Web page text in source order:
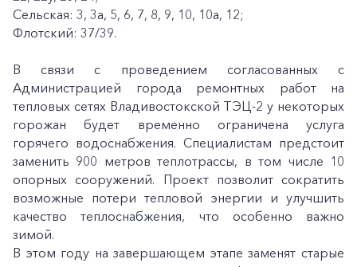
Сельская: 3, 3а, 5, 6, 7, 8, 9, 10, 10а, 12;
Флотский: 37/39.
В связи с проведением согласованных с
Администрацией города ремонтных работ на
тепловых сетях Владивостокской ТЭЦ-2 у некоторых
горожан будет временно ограничена услуга
горячего водоснабжения. Специалистам предстоит
заменить 900 метров теплотрассы, в том числе 10
опорных сооружений. Проект позволит сократить
возможные потери тепловой энергии и улучшить
качество теплоснабжения, что особенно важно
зимой.
В этом году на завершающем этапе заменят старые